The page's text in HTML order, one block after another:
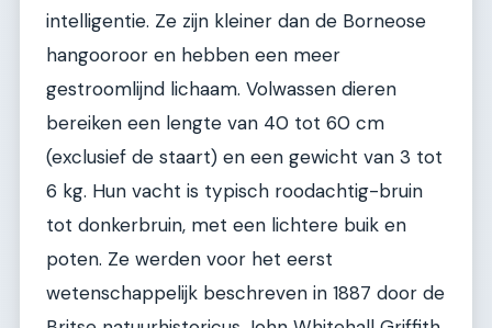
intelligentie. Ze zijn kleiner dan de Borneose
hangooroor en hebben een meer
gestroomlijnd lichaam. Volwassen dieren
bereiken een lengte van 40 tot 60 cm
(exclusief de staart) en een gewicht van 3 tot
6 kg. Hun vacht is typisch roodachtig-bruin
tot donkerbruin, met een lichtere buik en
poten. Ze werden voor het eerst
wetenschappelijk beschreven in 1887 door de